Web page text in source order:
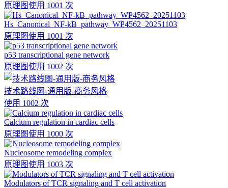
原理图使用 1001 次
Hs_Canonical_NF-kB_pathway_WP4562_20251103
原理图使用 1001 次
p53 transcriptional gene network
原理图使用 1002 次
技术路线图-通用版-商务风格
使用 1002 次
Calcium regulation in cardiac cells
原理图使用 1000 次
Nucleosome remodeling complex
原理图使用 1003 次
Modulators of TCR signaling and T cell activation